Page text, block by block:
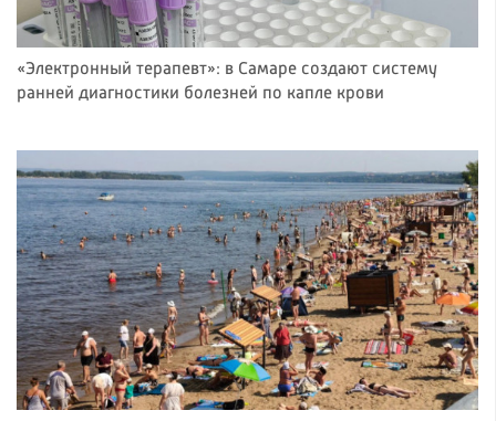
«Электронный терапевт»: в Самаре создают систему
ранней диагностики болезней по капле крови